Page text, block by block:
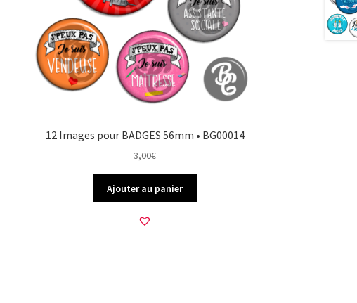
12 Images pour BADGES 56mm • BG00014
3,00€
Ajouter au panier